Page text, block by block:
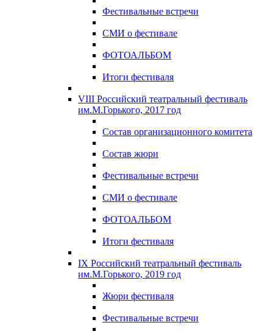
Фестивальные встречи
СМИ о фестивале
ФОТОАЛЬБОМ
Итоги фестиваля
VIII Российский театральный фестиваль
им.М.Горького, 2017 год
Состав организационного комитета
Состав жюри
Фестивальные встречи
СМИ о фестивале
ФОТОАЛЬБОМ
Итоги фестиваля
IX Российский театральный фестиваль
им.М.Горького, 2019 год
Жюри фестиваля
Фестивальные встречи